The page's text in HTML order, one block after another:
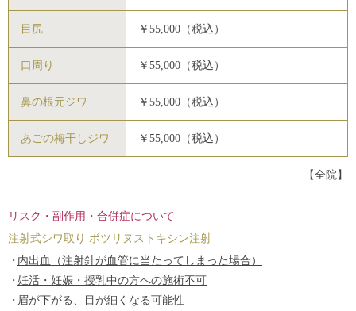
目尻 ￥55,000（税込）
口周り ￥55,000（税込）
鼻の根元ジワ ￥55,000（税込）
あごの梅干しジワ ￥55,000（税込）
【全院】
リスク・副作用・合併症について
注射式シワ取り ボツリヌストキシン注射
内出血（注射針が血管に当たってしまった場合）
妊活・妊娠・授乳中の方への施術不可
眉が下がる、目が細くなる可能性